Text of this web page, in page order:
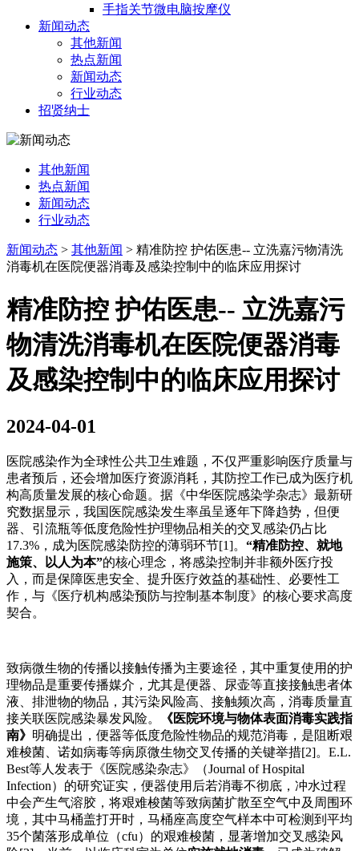
手指关节微电脑按摩仪
新闻动态
其他新闻
热点新闻
新闻动态
行业动态
招贤纳士
其他新闻
热点新闻
新闻动态
行业动态
新闻动态 > 其他新闻 > 精准防控 护佑医患-- 立洗嘉污物清洗
消毒机在医院便器消毒及感染控制中的临床应用探讨
精准防控 护佑医患-- 立洗嘉污
物清洗消毒机在医院便器消毒
及感染控制中的临床应用探讨
2024-04-01
医院感染作为全球性公共卫生难题，不仅严重影响医疗质量与
患者预后，还会增加医疗资源消耗，其防控工作已成为医疗机
构高质量发展的核心命题。据《中华医院感染学杂志》最新研
究数据显示，我国医院感染发生率虽呈逐年下降趋势，但便
器、引流瓶等低度危险性护理物品相关的交叉感染仍占比
17.3%，成为医院感染防控的薄弱环节[1]。 “精准防控、就地
施策、以人为本”的核心理念 ，将感染控制并非额外医疗投
入，而是保障医患安全、提升医疗效益的基础性、必要性工
作，与《医疗机构感染预防与控制基本制度》的核心要求高度
契合。
致病微生物的传播以接触传播为主要途径，其中重复使用的护
理物品是重要传播媒介，尤其是便器、尿壶等直接接触患者体
液、排泄物的物品，其污染风险高、接触频次高，消毒质量直
接关联医院感染暴发风险。
《医院环境与物体表面消毒实践指
南》 明确提出，便器等低度危险性物品的规范消毒，是阻断艰
难梭菌、诺如病毒等病原微生物交叉传播的关键举措[2]。E.L.
Best等人发表于《医院感染杂志》（Journal of Hospital
Infection）的研究证实，便器使用后若消毒不彻底，冲水过程
中会产生气溶胶，将艰难梭菌等致病菌扩散至空气中及周围环
境，其中马桶盖打开时，马桶座高度空气样本中可检测到平均
35个菌落形成单位（cfu）的艰难梭菌，显著增加交叉感染风